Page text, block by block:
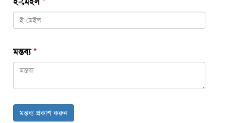
মন্তব্য*
মন্তব্য প্রকাশ করুন